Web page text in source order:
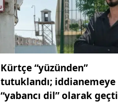
Kürtçe “yüzünden”
tutuklandı; iddianemeye
“yabancı dil” olarak geçti